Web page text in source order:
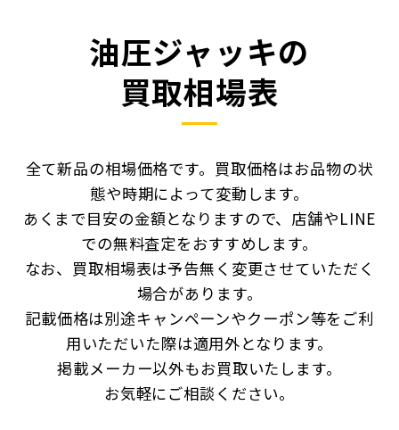
油圧ジャッキの
買取相場表
全て新品の相場価格です。買取価格はお品物の状
態や時期によって変動します。
あくまで目安の金額となりますので、店舗やLINE
での無料査定をおすすめします。
なお、買取相場表は予告無く変更させていただく
場合があります。
記載価格は別途キャンペーンやクーポン等をご利
用いただいた際は適用外となります。
掲載メーカー以外もお買取いたします。
お気軽にご相談ください。